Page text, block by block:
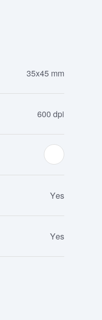
35x45 mm
600 dpi
Yes
Yes